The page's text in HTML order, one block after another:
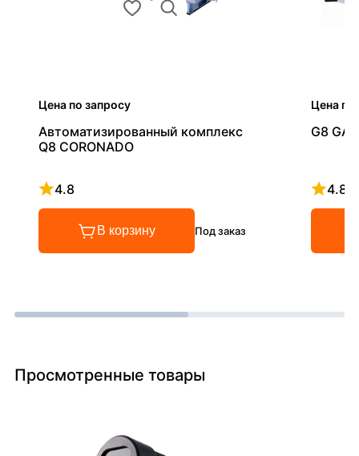
Цена по запросу
Автоматизированный комплекс
Q8 CORONADO
4.8
Рейтинг 4.8 из 5
В корзину Под заказ
Цена по
G8
4.8
Просмотренные товары